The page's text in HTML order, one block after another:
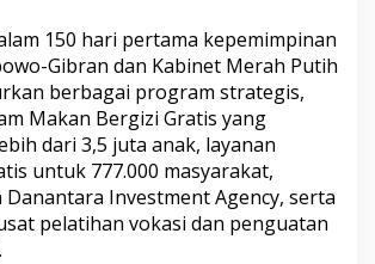
150 hari pertama kepemimpinan
Gibran dan Kabinet Merah Putih
berbagai program strategis,
Makan Bergizi Gratis yang
dari 3,5 juta anak, layanan
untuk 777.000 masyarakat,
Investment Agency, serta
pelatihan vokasi dan penguatan